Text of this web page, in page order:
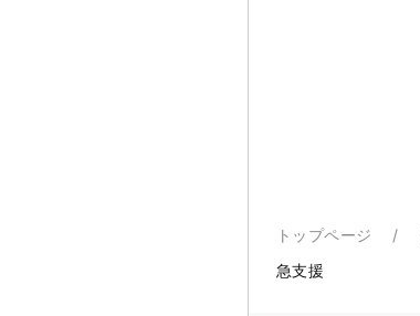
トップページ
急支援